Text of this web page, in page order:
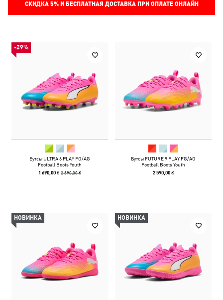
СКИДКА 5%И БЕСПЛАТНАЯ ДОСТАВКА ПРИ ОПЛАТЕ ОНЛАЙН
-29%
Бутсы ULTRA 6 PLAY FG/AG
Football Boots Youth
1 690,00 ₴2 390,00 ₴
Бутсы FUTURE 9 PLAY FG/AG
Football Boots Youth
2 590,00 ₴
НОВИНКА НОВИНКА